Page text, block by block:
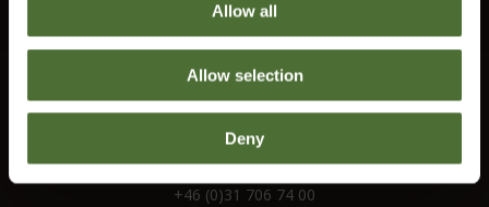
Allow all
Allow selection
Deny
Angrerett
Trenger du hjelp?
Kundeservice svarer på spørsmålene dine.
kundservice@se.neolife.com
+46 (0)31 706 74 00